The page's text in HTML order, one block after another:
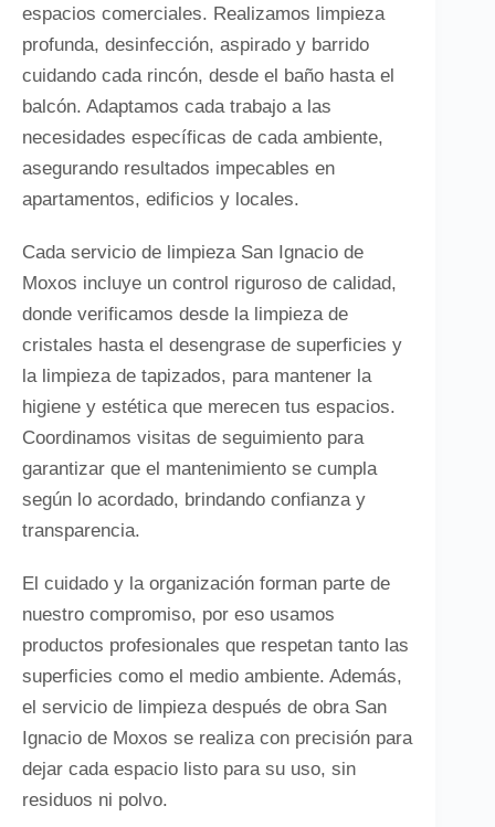
espacios comerciales. Realizamos limpieza
profunda, desinfección, aspirado y barrido
cuidando cada rincón, desde el baño hasta el
balcón. Adaptamos cada trabajo a las
necesidades específicas de cada ambiente,
asegurando resultados impecables en
apartamentos, edificios y locales.
Cada servicio de limpieza San Ignacio de
Moxos incluye un control riguroso de calidad,
donde verificamos desde la limpieza de
cristales hasta el desengrase de superficies y
la limpieza de tapizados, para mantener la
higiene y estética que merecen tus espacios.
Coordinamos visitas de seguimiento para
garantizar que el mantenimiento se cumpla
según lo acordado, brindando confianza y
transparencia.
El cuidado y la organización forman parte de
nuestro compromiso, por eso usamos
productos profesionales que respetan tanto las
superficies como el medio ambiente. Además,
el servicio de limpieza después de obra San
Ignacio de Moxos se realiza con precisión para
dejar cada espacio listo para su uso, sin
residuos ni polvo.